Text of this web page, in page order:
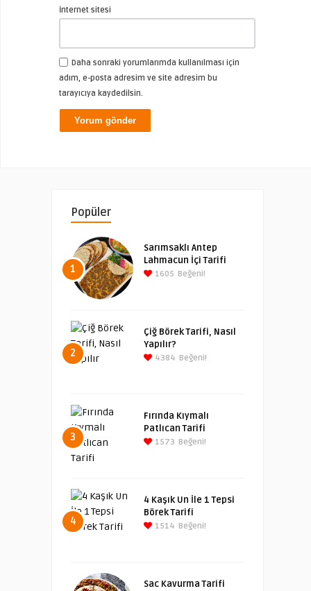
İnternet sitesi
Daha sonraki yorumlarımda kullanılması için
adım, e-posta adresim ve site adresim bu
tarayıcıya kaydedilsin.
Popüler
1
Sarımsaklı Antep
Lahmacun İçi Tarifi
1605 Beğeni!
2
Çiğ Börek Tarifi, Nasıl
Yapılır?
4384 Beğeni!
3
Fırında Kıymalı
Patlıcan Tarifi
1573 Beğeni!
4
4 Kaşık Un İle 1 Tepsi
Börek Tarifi
1514 Beğeni!
Sac Kavurma Tarifi